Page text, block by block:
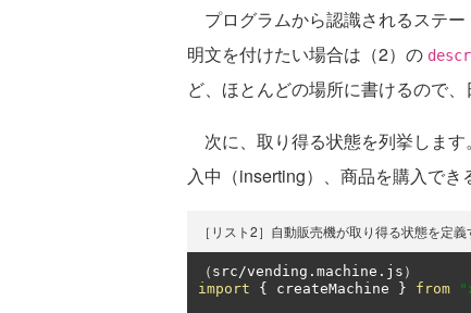
プログラムから認識されるステ
明文を付けたい場合は（2）の
ど、ほとんどの場所に書けるので
次に、取り得る状態を列挙しま
入中（inserting）、商品を購入でき
［リスト2］自動販売機が取り得る状態を定義
（ src /vending . machine . js ）
import
{ createMachine } from